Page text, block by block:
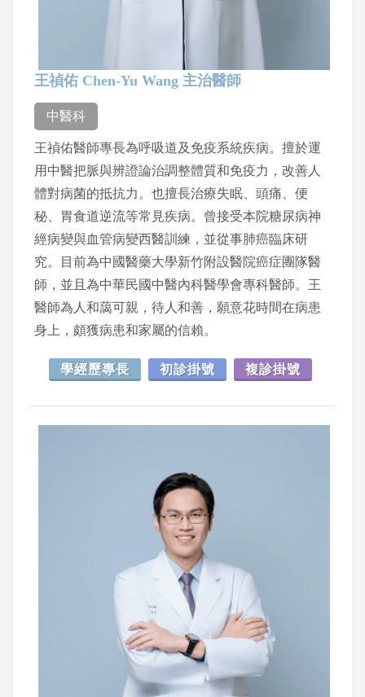
王禎佑 Chen-Yu Wang 主治醫師
中醫科
王禎佑醫師專長為呼吸道及免疫系統疾病。擅於運
用中醫把脈與辨證論治調整體質和免疫力，改善人
體對病菌的抵抗力。也擅長治療失眠、頭痛、便
秘、胃食道逆流等常見疾病。曾接受本院糖尿病神
經病變與血管病變西醫訓練，並從事肺癌臨床研
究。目前為中國醫藥大學新竹附設醫院癌症團隊醫
師，並且為中華民國中醫內科醫學會專科醫師。王
醫師為人和藹可親，待人和善，願意花時間在病患
身上，頗獲病患和家屬的信賴。
學經歷專長 初診掛號 複診掛號